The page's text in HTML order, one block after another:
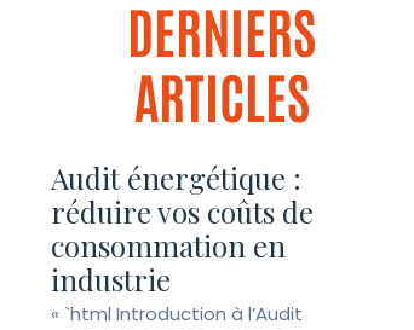
DERNIERS
ARTICLES
Audit énergétique :
réduire vos coûts de
consommation en
industrie
« `html Introduction à l’Audit